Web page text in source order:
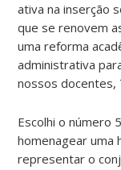
ativa na inserção
que se renovem
uma reforma
administrativa
nossos docentes,
Escolhi o número
homenagear uma
representar o